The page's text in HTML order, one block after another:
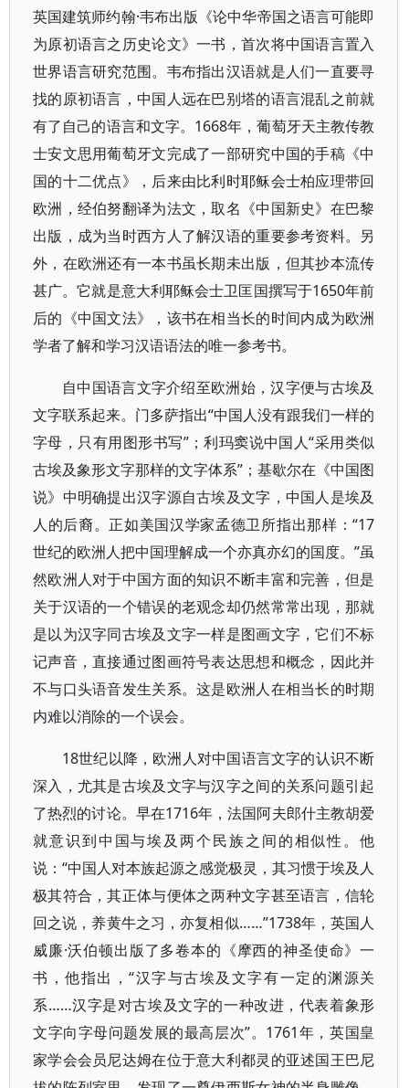
英国建筑师约翰·韦布出版《论中华帝国之语言可能即
为原初语言之历史论文》一书，首次将中国语言置入
世界语言研究范围。韦布指出汉语就是人们一直要寻
找的原初语言，中国人远在巴别塔的语言混乱之前就
有了自己的语言和文字。1668年，葡萄牙天主教传教
士安文思用葡萄牙文完成了一部研究中国的手稿《中
国的十二优点》，后来由比利时耶稣会士柏应理带回
欧洲，经伯努翻译为法文，取名《中国新史》在巴黎
出版，成为当时西方人了解汉语的重要参考资料。另
外，在欧洲还有一本书虽长期未出版，但其抄本流传
甚广。它就是意大利耶稣会士卫匡国撰写于1650年前
后的《中国文法》，该书在相当长的时间内成为欧洲
学者了解和学习汉语语法的唯一参考书。
自中国语言文字介绍至欧洲始，汉字便与古埃及
文字联系起来。门多萨指出“中国人没有跟我们一样的
字母，只有用图形书写”；利玛窦说中国人“采用类似
古埃及象形文字那样的文字体系”；基歇尔在《中国图
说》中明确提出汉字源自古埃及文字，中国人是埃及
人的后裔。正如美国汉学家孟德卫所指出那样：“17
世纪的欧洲人把中国理解成一个亦真亦幻的国度。”虽
然欧洲人对于中国方面的知识不断丰富和完善，但是
关于汉语的一个错误的老观念却仍然常常出现，那就
是以为汉字同古埃及文字一样是图画文字，它们不标
记声音，直接通过图画符号表达思想和概念，因此并
不与口头语音发生关系。这是欧洲人在相当长的时期
内难以消除的一个误会。
18世纪以降，欧洲人对中国语言文字的认识不断
深入，尤其是古埃及文字与汉字之间的关系问题引起
了热烈的讨论。早在1716年，法国阿夫郎什主教胡爱
就意识到中国与埃及两个民族之间的相似性。他
说：“中国人对本族起源之感觉极灵，其习惯于埃及人
极其符合，其正体与便体之两种文字甚至语言，信轮
回之说，养黄牛之习，亦复相似……”1738年，英国人
威廉·沃伯顿出版了多卷本的《摩西的神圣使命》一
书，他指出，“汉字与古埃及文字有一定的渊源关
系……汉字是对古埃及文字的一种改进，代表着象形
文字向字母问题发展的最高层次”。1761年，英国皇
家学会会员尼达姆在位于意大利都灵的亚述国王巴尼